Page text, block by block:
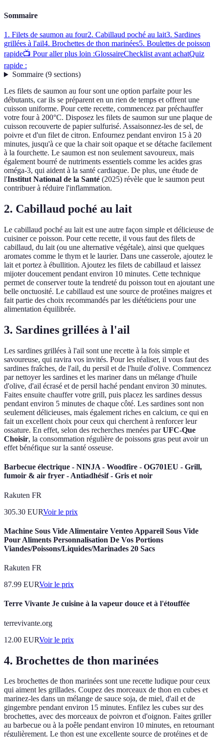
Sommaire
1. Filets de saumon au four2. Cabillaud poché au lait3. Sardines
grillées à l'ail4. Brochettes de thon marinées5. Boulettes de poisson
rapide📺 Pour aller plus loin :GlossaireChecklist avant achatQuiz
rapide :
Sommaire(9 sections)
Les filets de saumon au four sont une option parfaite pour les
débutants, car ils se préparent en un rien de temps et offrent une
cuisson uniforme. Pour cette recette, commencez par préchauffer
votre four à 200°C. Disposez les filets de saumon sur une plaque de
cuisson recouverte de papier sulfurisé. Assaisonnez-les de sel, de
poivre et d'un filet de citron. Enfournez pendant environ 15 à 20
minutes, jusqu'à ce que la chair soit opaque et se détache facilement
à la fourchette. Le saumon est non seulement savoureux, mais
également bourré de nutriments essentiels comme les acides gras
oméga-3, qui aident à la santé cardiaque. De plus, une étude de
l'Institut National de la Santé (2025) révèle que le saumon peut
contribuer à réduire l'inflammation.
2. Cabillaud poché au lait
Le cabillaud poché au lait est une autre façon simple et délicieuse de
cuisiner ce poisson. Pour cette recette, il vous faut des filets de
cabillaud, du lait (ou une alternative végétale), ainsi que quelques
aromates comme le thym et le laurier. Dans une casserole, ajoutez le
lait et portez à ébullition. Ajoutez les filets de cabillaud et laissez
mijoter doucement pendant environ 10 minutes. Cette technique
permet de conserver toute la tendreté du poisson tout en ajoutant une
belle onctuosité. Le cabillaud est une source de protéines maigres et
fait partie des choix recommandés par les diététiciens pour une
alimentation équilibrée.
3. Sardines grillées à l'ail
Les sardines grillées à l'ail sont une recette à la fois simple et
savoureuse, qui ravira vos invités. Pour les réaliser, il vous faut des
sardines fraîches, de l'ail, du persil et de l'huile d'olive. Commencez
par nettoyer les sardines et les mariner dans un mélange d'huile
d'olive, d'ail écrasé et de persil haché pendant environ 30 minutes.
Faites ensuite chauffer votre grill, puis placez les sardines dessus
pendant environ 5 minutes de chaque côté. Les sardines sont non
seulement délicieuses, mais également riches en calcium, ce qui en
fait un excellent choix pour ceux qui cherchent à renforcer leur
ossature. En effet, selon des recherches menées parUFC-Que
Choisir, la consommation régulière de poissons gras peut avoir un
effet bénéfique sur la santé osseuse.
Barbecue électrique - NINJA - Woodfire - OG701EU - Grill,
fumoir & air fryer - Antiadhésif - Gris et noir
Rakuten FR
305.30 EURVoir le prix
Machine Sous Vide Alimentaire Venteo Appareil Sous Vide
Pour Aliments Personnalisation De Vos Portions
Viandes/Poissons/Liquides/Marinades 20 Sacs
Rakuten FR
87.99 EURVoir le prix
Terre Vivante Je cuisine à la vapeur douce et à l'étouffée
terrevivante.org
12.00 EURVoir le prix
4. Brochettes de thon marinées
Les brochettes de thon marinées sont une recette ludique pour ceux
qui aiment les grillades. Coupez des morceaux de thon en cubes et
marinez-les dans un mélange de sauce soja, de miel, d'ail et de
gingembre pendant environ 15 minutes. Enfilez les cubes sur des
brochettes, avec des morceaux de poivron et d'oignon. Faites griller
au barbecue ou à la poêle pendant environ 10 minutes, en retournant
régulièrement. Le thon est une excellente source de protéines et de